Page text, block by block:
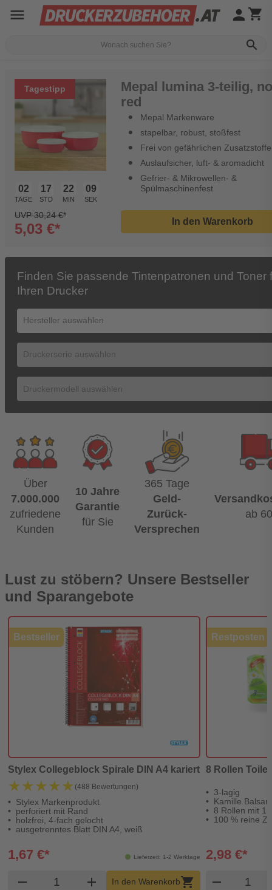
menu
search
person shopping_cart
Finden Sie passende Tintenpatronen und Toner
Ihren Drucker
Tagestipp
Mepal lumina 3-teilig,
red
Mepal Markenware
stapelbar, robust, stoßfest
Frei von gefährlichen
Auslaufsicher, luft- & aromadicht
Gefrier- & Mikrowellen- &
Spülmaschinenfest
02
TAGE
17
STD
22
MIN
09
SEK
UVP 30,24 €*
5,03 €* In den Warenkorb
Über
7.000.000
zufriedene
Kunden
10 Jahre
Garantie
für Sie
365 Tage
Geld-
Zurück-
Versprechen
ab
Lust zu stöbern? Unsere Bestseller
und Sparangebote
Bestseller
Stylex Collegeblock Spirale DIN A4 kariert
★★★★★
★★★★★ (488 Bewertungen)
Stylex Markenprodukt
perforiert mit Rand
holzfrei, 4-fach gelocht
ausgetrenntes Blatt DIN A4, weiß
Lieferzeit: 1-2 Werktage
1,67 €*
remove Produkt Warenkorb Menge
add In den Warenkorbshopping_cart
Restposten
8 Rollen
3-lagig
Kamille
8 Rollen mit
100 % reine
2,98 €*
remove